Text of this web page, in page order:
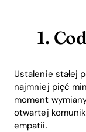
1.
Ustalenie stałej
najmniej pięć
moment
otwartej
empatii.